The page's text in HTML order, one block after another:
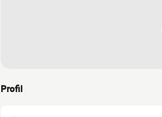
Profil